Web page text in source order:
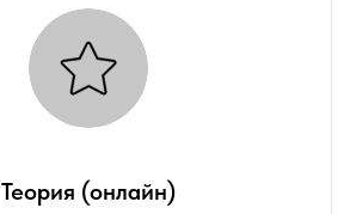
Теория (онлайн)